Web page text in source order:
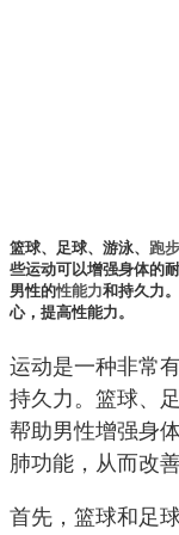
篮球、足球、游泳、 跑步
些运动可以增强身体的
男性的性能力和持久力
心，提高性能力。
运动是一种非常
持久力。篮球、
帮助男性增强身
肺功能，从而改
首先，篮球和足